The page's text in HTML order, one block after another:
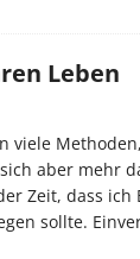
Leben
viele
aber mehr
Zeit, dass
sollte.